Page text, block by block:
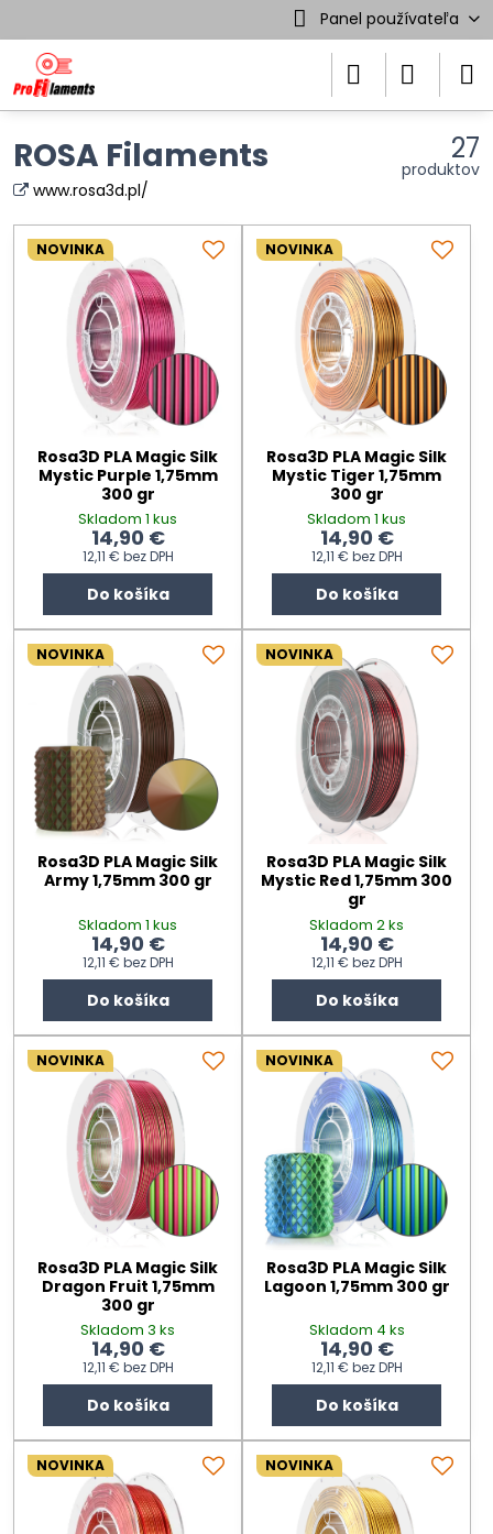
Panel používateľa
ROSA Filaments
www.rosa3d.pl/
27
produktov
NOVINKA
Rosa3D PLA Magic Silk
Mystic Purple 1,75mm
300 gr
Skladom 1 kus
14,90 €
12,11 € bez DPH
Do košíka
NOVINKA
Rosa3D PLA Magic Silk
Mystic Tiger 1,75mm
300 gr
Skladom 1 kus
14,90 €
12,11 € bez DPH
Do košíka
NOVINKA
Rosa3D PLA Magic Silk
Army 1,75mm 300 gr
Skladom 1 kus
14,90 €
12,11 € bez DPH
Do košíka
NOVINKA
Rosa3D PLA Magic Silk
Mystic Red 1,75mm 300
gr
Skladom 2 ks
14,90 €
12,11 € bez DPH
Do košíka
NOVINKA
Rosa3D PLA Magic Silk
Dragon Fruit 1,75mm
300 gr
Skladom 3 ks
14,90 €
12,11 € bez DPH
Do košíka
NOVINKA
Rosa3D PLA Magic Silk
Lagoon 1,75mm 300 gr
Skladom 4 ks
14,90 €
12,11 € bez DPH
Do košíka
NOVINKA NOVINKA